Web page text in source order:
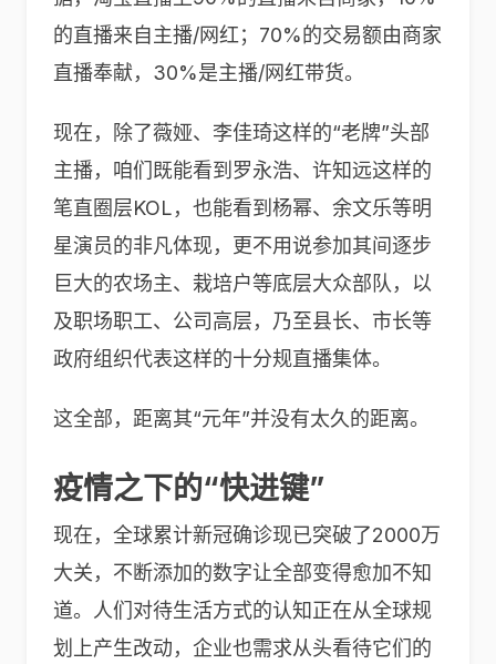
的直播来自主播/网红；70%的交易额由商家
直播奉献，30%是主播/网红带货。
现在，除了薇娅、李佳琦这样的“老牌”头部
主播，咱们既能看到罗永浩、许知远这样的
笔直圈层KOL，也能看到杨幂、余文乐等明
星演员的非凡体现，更不用说参加其间逐步
巨大的农场主、栽培户等底层大众部队，以
及职场职工、公司高层，乃至县长、市长等
政府组织代表这样的十分规直播集体。
这全部，距离其“元年”并没有太久的距离。
疫情之下的“快进键”
现在，全球累计新冠确诊现已突破了2000万
大关，不断添加的数字让全部变得愈加不知
道。人们对待生活方式的认知正在从全球规
划上产生改动，企业也需求从头看待它们的